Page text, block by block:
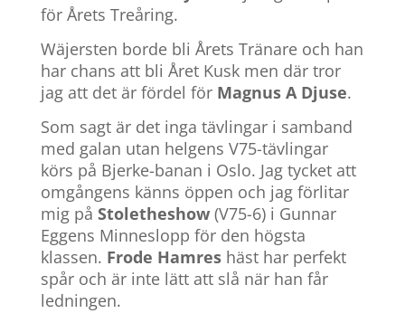
för Årets Treåring.
Wäjersten borde bli Årets Tränare och han
har chans att bli Året Kusk men där tror
jag att det är fördel för Magnus A Djuse.
Som sagt är det inga tävlingar i samband
med galan utan helgens V75-tävlingar
körs på Bjerke-banan i Oslo. Jag tycket att
omgångens känns öppen och jag förlitar
mig på Stoletheshow(V75-6) i Gunnar
Eggens Minneslopp för den högsta
klassen. Frode Hamreshäst har perfekt
spår och är inte lätt att slå när han får
ledningen.